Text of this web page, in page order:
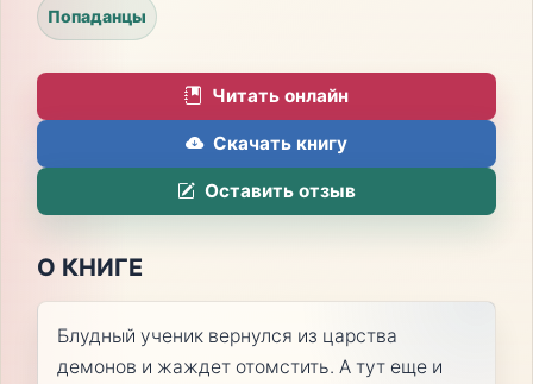
Попаданцы
Читать онлайн
Скачать книгу
Оставить отзыв
О КНИГЕ
Блудный ученик вернулся из царства
демонов и жаждет отомстить. А тут еще и